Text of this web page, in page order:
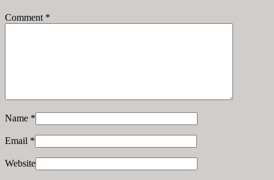
Comment *
Name *
Email *
Website